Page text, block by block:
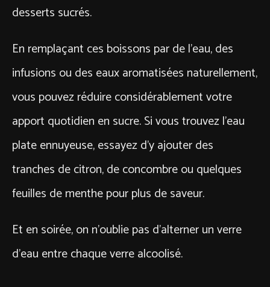
desserts sucrés.
En remplaçant ces boissons par de l’eau, des
infusions ou des eaux aromatisées naturellement,
vous pouvez réduire considérablement votre
apport quotidien en sucre. Si vous trouvez l’eau
plate ennuyeuse, essayez d’y ajouter des
tranches de citron, de concombre ou quelques
feuilles de menthe pour plus de saveur.
Et en soirée, on n’oublie pas d’alterner un verre
d’eau entre chaque verre alcoolisé.